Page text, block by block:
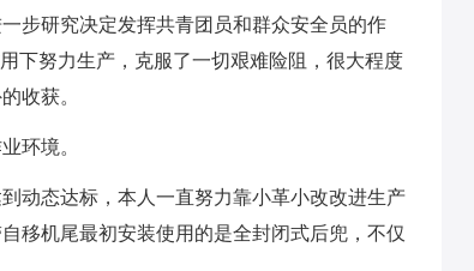
步研究决定发挥共青团员和群众安全员的作
下努力生产，克服了一切艰难险阻，很大程度
收获。
环境。
动态达标，本人一直努力靠小革小改改进生产
移机尾最初安装使用的是全封闭式后兜，不仅